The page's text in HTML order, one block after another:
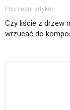
Poprzedni artykuł
Czy liście z drzew
wrzucać do